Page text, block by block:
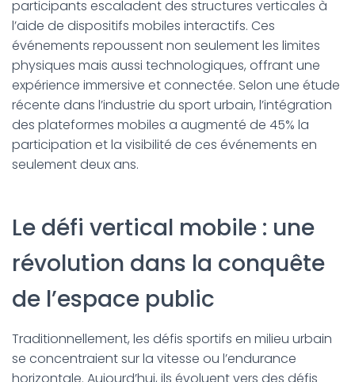
participants escaladent des structures verticales à
l’aide de dispositifs mobiles interactifs. Ces
événements repoussent non seulement les limites
physiques mais aussi technologiques, offrant une
expérience immersive et connectée. Selon une étude
récente dans l’industrie du sport urbain, l’intégration
des plateformes mobiles a augmenté de 45% la
participation et la visibilité de ces événements en
seulement deux ans.
Le défi vertical mobile : une
révolution dans la conquête
de l’espace public
Traditionnellement, les défis sportifs en milieu urbain
se concentraient sur la vitesse ou l’endurance